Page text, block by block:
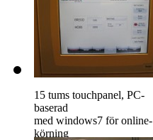
15 tums touchpanel, PC-
baserad
med windows7 för online-
körning